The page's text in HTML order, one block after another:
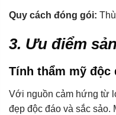
Quy cách đóng gói:
3. Ưu điểm
Tính thẩm mỹ độc
Với nguồn cảm hứng từ
đẹp độc đáo và sắc sảo.